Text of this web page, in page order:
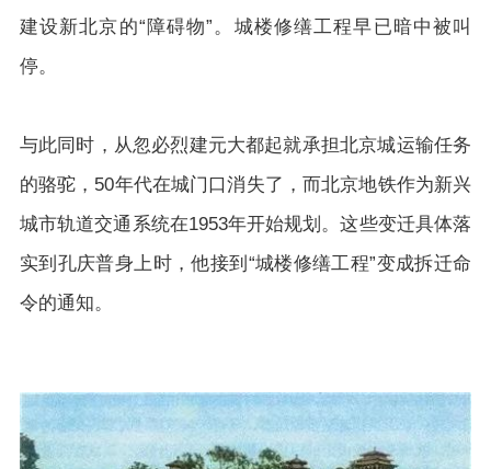
建设新北京的“障碍物”。城楼修缮工程早已暗中被叫
停。
与此同时，从忽必烈建元大都起就承担北京城运输任务
的骆驼，50年代在城门口消失了，而北京地铁作为新兴
城市轨道交通系统在1953年开始规划。这些变迁具体落
实到孔庆普身上时，他接到“城楼修缮工程”变成拆迁命
令的通知。